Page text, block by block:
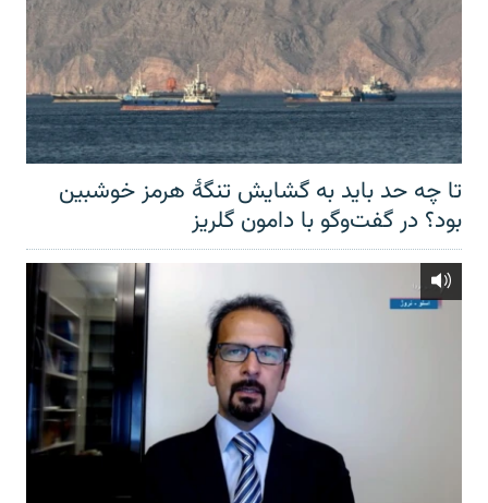
تا چه حد باید به گشایش تنگهٔ هرمز خوشبین
بود؟ در گفت‌وگو با دامون گلریز